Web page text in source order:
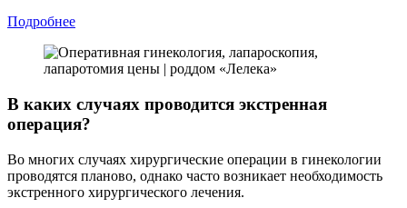
Подробнее
В каких случаях проводится экстренная
операция?
Во многих случаях хирургические операции в гинекологии
проводятся планово, однако часто возникает необходимость
экстренного хирургического лечения.